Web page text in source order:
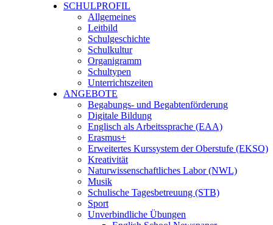
SCHULPROFIL
Allgemeines
Leitbild
Schulgeschichte
Schulkultur
Organigramm
Schultypen
Unterrichtszeiten
ANGEBOTE
Begabungs- und Begabtenförderung
Digitale Bildung
Englisch als Arbeitssprache (EAA)
Erasmus+
Erweitertes Kurssystem der Oberstufe (EKSO)
Kreativität
Naturwissenschaftliches Labor (NWL)
Musik
Schulische Tagesbetreuung (STB)
Sport
Unverbindliche Übungen